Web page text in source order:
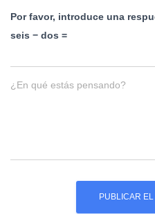
Por favor, introduce una
seis − dos =
¿En qué estás pensando?